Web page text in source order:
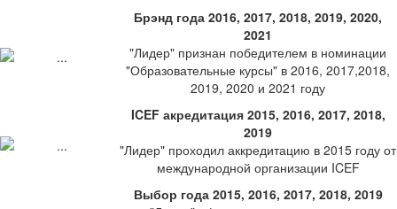
Брэнд года 2016, 2017, 2018, 2019, 2020,
2021
"Лидер" признан победителем в номинации
"Образовательные курсы" в 2016, 2017,2018,
2019, 2020 и 2021 году
ICEF акредитация 2015, 2016, 2017, 2018,
2019
"Лидер" проходил аккредитацию в 2015 году от
международной организации ICEF
Выбор года 2015, 2016, 2017, 2018, 2019